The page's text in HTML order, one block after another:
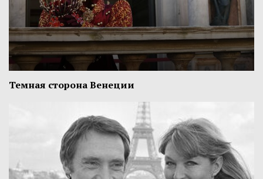
Темная сторона Венеции